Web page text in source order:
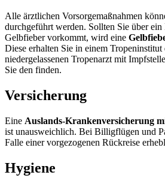
Alle ärztlichen Vorsorgemaßnahmen
durchgeführt werden. Sollten Sie über
Gelbfieber vorkommt, wird eine
Diese erhalten Sie in einem
niedergelassenen Tropenarzt mit
Sie den finden.
Versicherung
Eine Auslands-Krankenversicherung
ist unausweichlich. Bei Billigflügen und
Falle einer vorgezogenen Rückreise
Hygiene